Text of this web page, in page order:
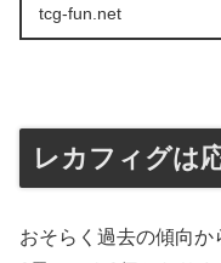
tcg-fun.net
レカフィグは
おそらく過去の傾向か